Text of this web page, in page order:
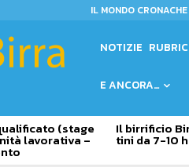
IL MONDO
NOTIZIE
E ANCORA…
(stage
lavorativa –
Il birrificio
tini da 7-10